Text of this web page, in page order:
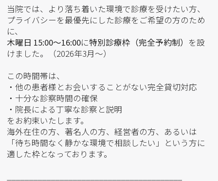
当院では、より落ち着いた環境で診療を受けたい方、
プライバシーを最優先にした診療をご希望の方のため
に、
木曜日 15:00〜16:00に特別診療枠（完全予約制） を設
けました。（2026年3月～）
この時間帯は、
・他の患者様とお会いすることがない完全貸切対応
・十分な診察時間の確保
・院長による丁寧な診察と説明
をお約束いたします。
海外在住の方、著名人の方、経営者の方、あるいは
「待ち時間なく静かな環境で相談したい」という方に
適した枠となっております。